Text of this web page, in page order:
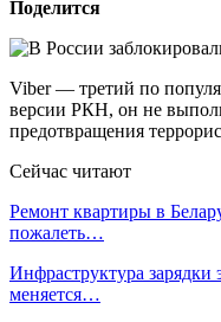
Поделится
Viber — третий по
версии РКН, он не
предотвращения
Сейчас читают
Ремонт квартиры в
пожалеть…
Инфраструктура зарядки
меняется…